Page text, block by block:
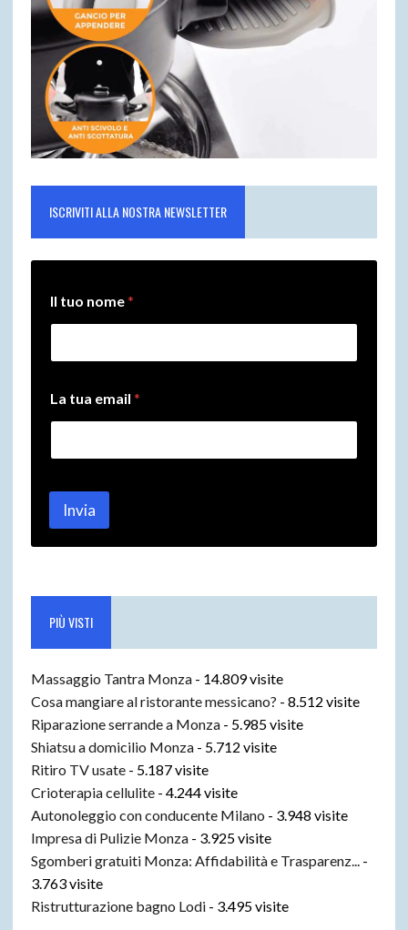
ISCRIVITI ALLA NOSTRA NEWSLETTER
Il tuo nome*
I
l
l
La tua email *
Invia
PIÙ VISTI
Massaggio Tantra Monza- 14.809 visite
Cosa mangiare al ristorante messicano? - 8.512 visite
Riparazione serrande a Monza- 5.985 visite
Shiatsu a domicilio Monza- 5.712 visite
Ritiro TV usate- 5.187 visite
Crioterapia cellulite- 4.244 visite
Autonoleggio con conducente Milano - 3.948 visite
Impresa di Pulizie Monza- 3.925 visite
Sgomberi gratuiti Monza: Affidabilità e Trasparenz...-
3.763 visite
Ristrutturazione bagno Lodi- 3.495 visite